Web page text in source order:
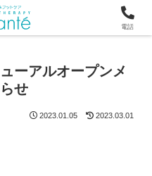
から見直す横浜市関内の整体
ーアルオープンメ
せ
2023.01.05 2023.03.01
電話